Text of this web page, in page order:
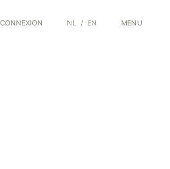
CONNEXION NL / EN MENU